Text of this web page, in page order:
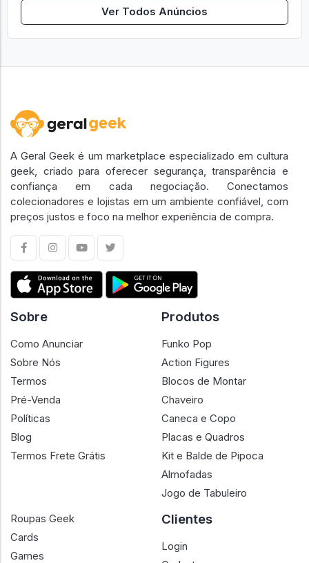
Ver Todos Anúncios
A Geral Geek é um marketplace especializado em cultura
geek, criado para oferecer segurança, transparência e
confiança em cada negociação. Conectamos
colecionadores e lojistas em um ambiente confiável, com
preços justos e foco na melhor experiência de compra.
Sobre
Como Anunciar
Sobre Nós
Termos
Pré-Venda
Políticas
Blog
Termos Frete Grátis
Produtos
Funko Pop
Action Figures
Blocos de Montar
Chaveiro
Caneca e Copo
Placas e Quadros
Kit e Balde de Pipoca
Almofadas
Jogo de Tabuleiro
Roupas Geek
Cards
Games
Clientes
Login